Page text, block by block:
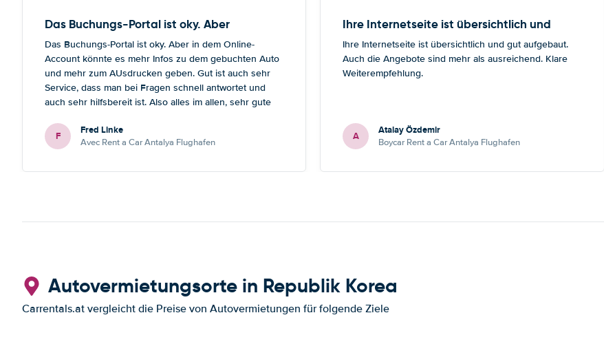
Das Buchungs-Portal ist oky. Aber
Das Buchungs-Portal ist oky. Aber in dem Online-
Account könnte es mehr Infos zu dem gebuchten Auto
und mehr zum AUsdrucken geben. Gut ist auch sehr
Service, dass man bei Fragen schnell antwortet und
auch sehr hilfsbereit ist. Also alles im allen, sehr gute
Mietautovermittler auch für künftige Buchungen
abgespeichert.
F Fred Linke
Avec Rent a Car Antalya Flughafen
Ihre Internetseite ist übersichtlich und
Ihre Internetseite ist übersichtlich und gut aufgebaut.
Auch die Angebote sind mehr als ausreichend. Klare
Weiterempfehlung.
A Atalay Özdemir
Boycar Rent a Car Antalya Flughafen
Autovermietungsorte in Republik Korea
Carrentals.at vergleicht die Preise von Autovermietungen für folgende Ziele